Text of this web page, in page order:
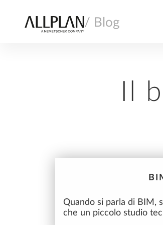
/ Blog
Il
Quando si parla di BIM,
che un piccolo studio